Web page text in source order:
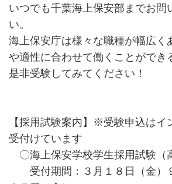
いつでも千葉海上保安部までお問
い。
海上保安庁は様々な職種が幅広く
や適性に合わせて働くことができ
是非受験してみてください！
【採用試験案内】※受験申込はイ
受付けています
〇海上保安学校学生採用試験（
受付期間：３月１８日（金）